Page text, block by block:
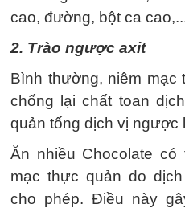
cao, đường, bột ca
2. Trào ngược axit
Bình thường, niêm
chống lại chất toan
quản tống dịch vị ngược
Ăn nhiều Chocolate
mạc thực quản do
cho phép. Điều này